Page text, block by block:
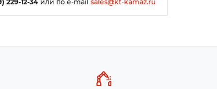
229-12-34или по e-mail sales@kt-kamaz.ru